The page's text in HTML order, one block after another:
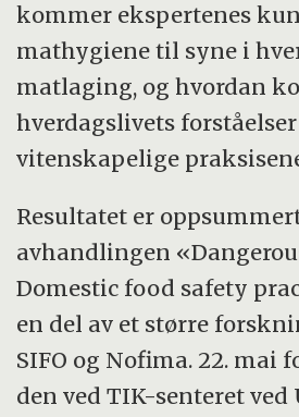
kommer ekspertenes
mathygiene til syne i
matlaging, og hvordan
hverdagslivets
vitenskapelige
Resultatet er
avhandlingen
Domestic food safety
en del av et større
SIFO og Nofima. 22. mai
den ved TIK-senteret ved